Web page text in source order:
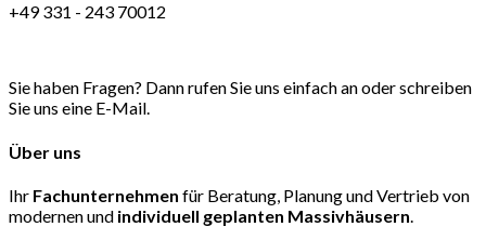
+49 331 - 243 70012
Sie haben Fragen? Dann rufen Sie uns einfach an oder schreiben
Sie uns eine E-Mail.
Über uns
Ihr Fachunternehmen für Beratung, Planung und Vertrieb von
modernen und individuell geplanten Massivhäusern.